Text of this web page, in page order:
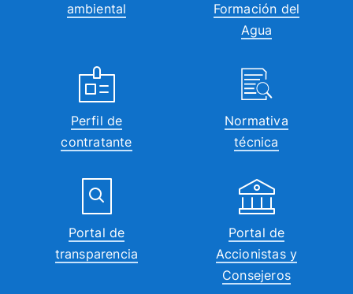
ambiental
Formación del
Agua
Perfil de
contratante
Normativa
técnica
Portal de
transparencia
Portal de
Accionistas y
Consejeros